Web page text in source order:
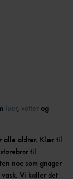
luer, votter og
alle aldrer. Klær til
til
noe som gnager
vask. Vi kaller det